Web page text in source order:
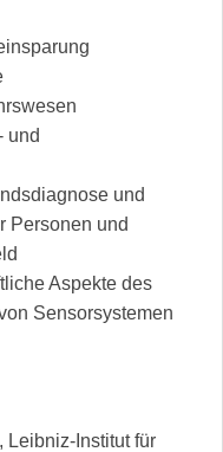
und
und
Personen und
Aspekte des
Sensorsystemen
Leibniz-Institut für